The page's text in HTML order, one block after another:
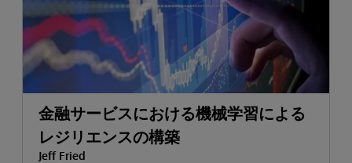
金融サービスにおける機械学習による
レジリエンスの構築
Jeff Fried